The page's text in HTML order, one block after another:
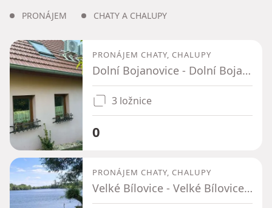
PRONÁJEM CHATY A CHALUPY
PRONÁJEM CHATY, CHALUPY
Dolní Bojanovice - Dolní Bojanovice, Jihomoravský kraj
3 ložnice
0
PRONÁJEM CHATY, CHALUPY
Velké Bílovice - Velké Bílovice, Jihomoravský kraj